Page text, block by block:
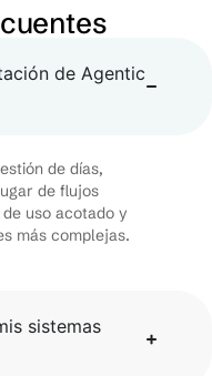
de Agentic
de días,
de flujos
uso acotado y
más complejas.
sistemas